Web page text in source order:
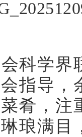
科学界
指导，
肴，注
琅满目